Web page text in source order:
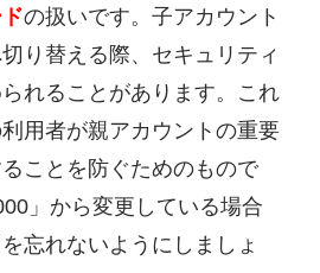
の扱いです。子アカウント
り替える際、セキュリティ
れることがあります。これ
用者が親アカウントの重要
ことを防ぐためのもので
」から変更している場合
忘れないようにしましょ